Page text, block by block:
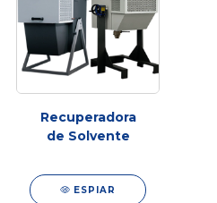
Recuperadora
de Solvente
ESPIAR